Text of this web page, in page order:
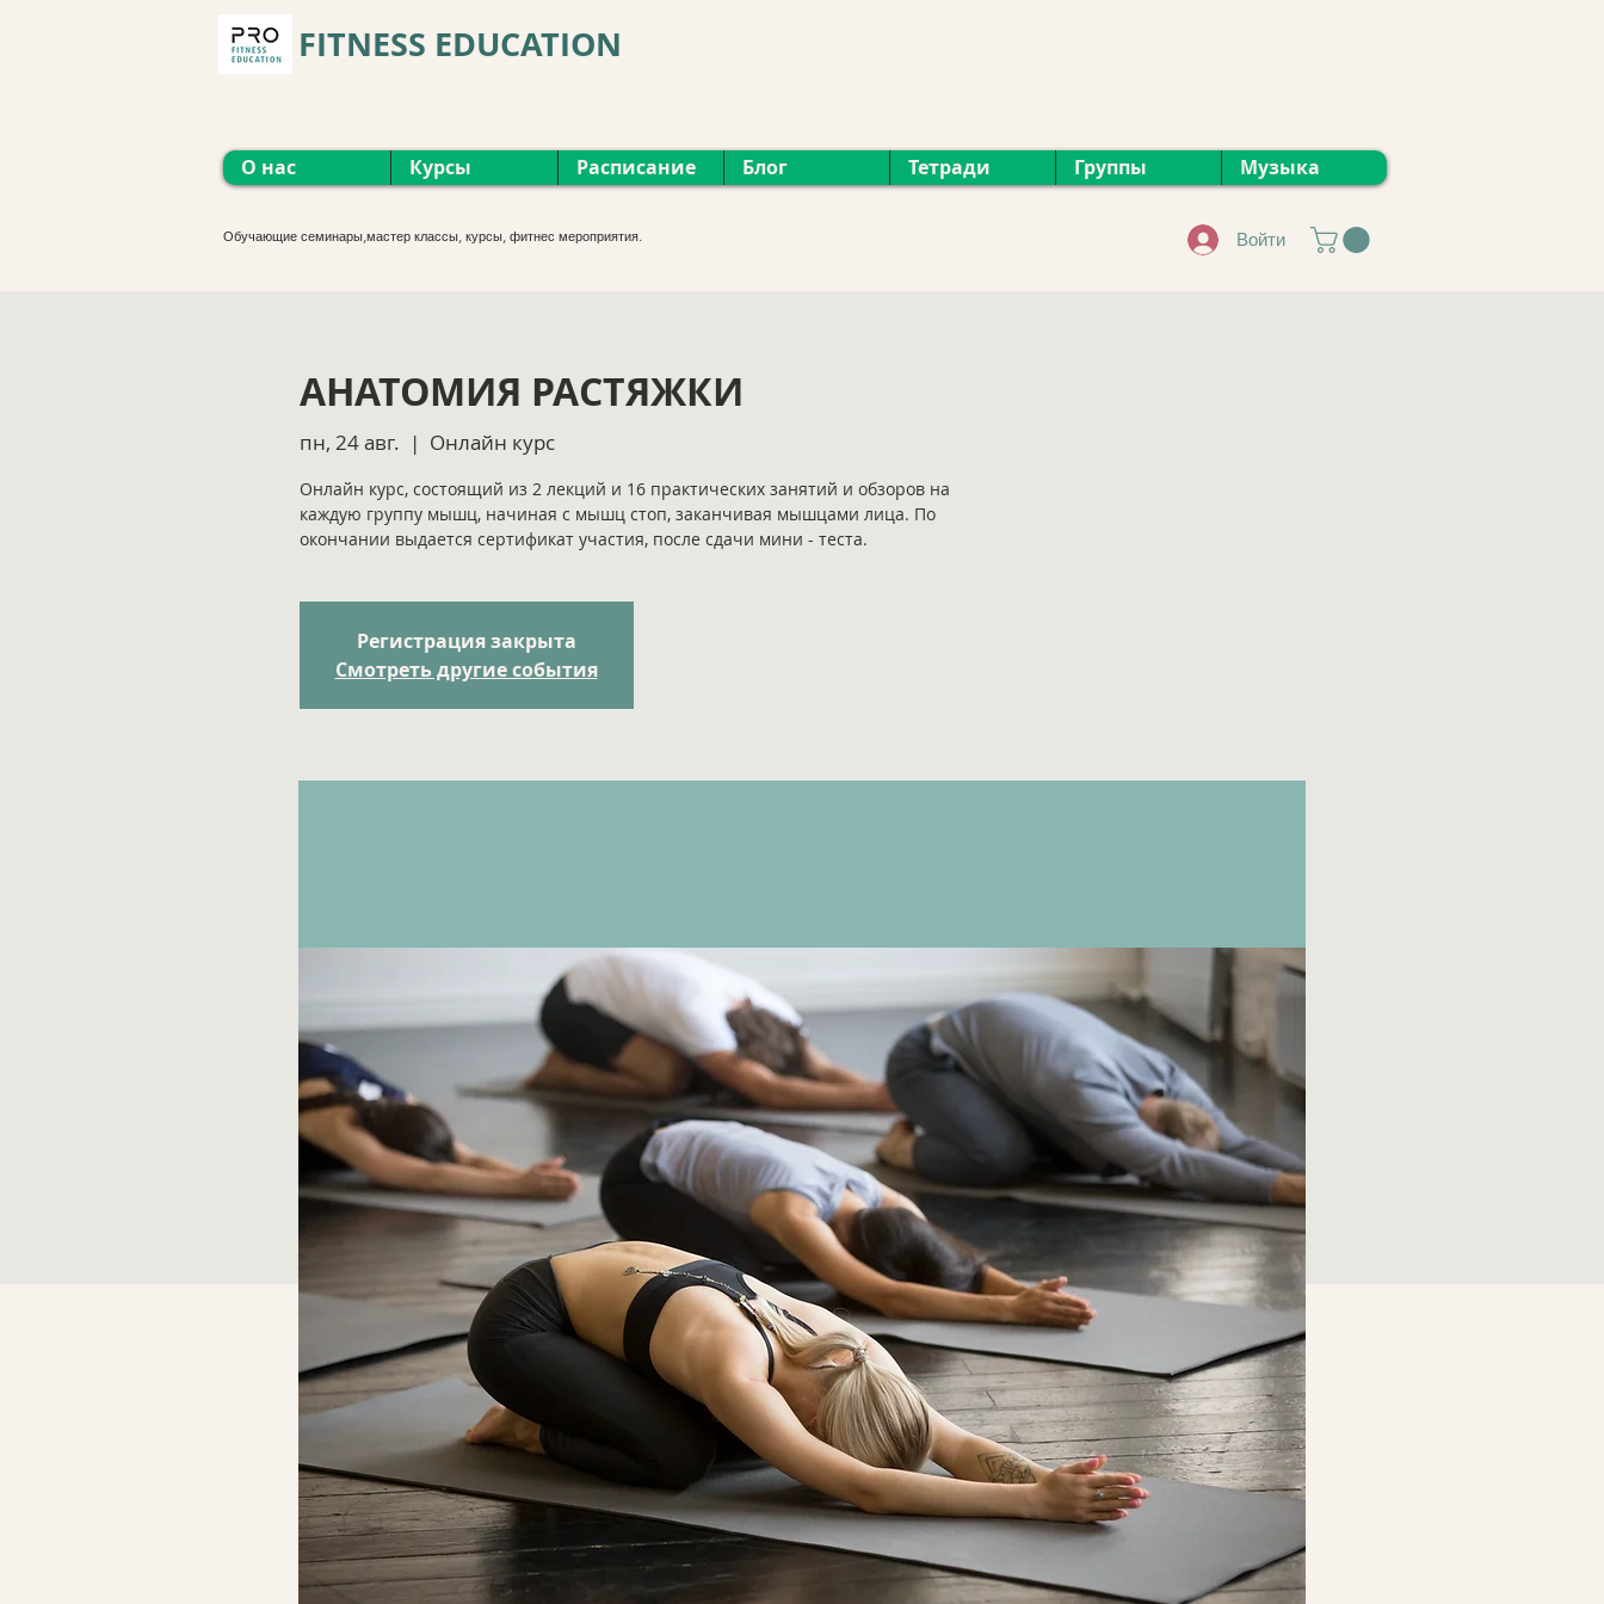
FITNESS EDUCATION
О нас Курсы Расписание Блог Тетради Группы Музыка
Обучающие семинары,мастер классы, курсы, фитнес мероприятия. Войти
АНАТОМИЯ РАСТЯЖКИ
пн, 24 авг.
  |
Онлайн курс
Онлайн курс, состоящий из 2 лекций и 16 практических занятий и обзоров на
каждую группу мышц, начиная с мышц стоп, заканчивая мышцами лица. По
окончании выдается сертификат участия, после сдачи мини - теста.
Регистрация закрыта
Смотреть другие события